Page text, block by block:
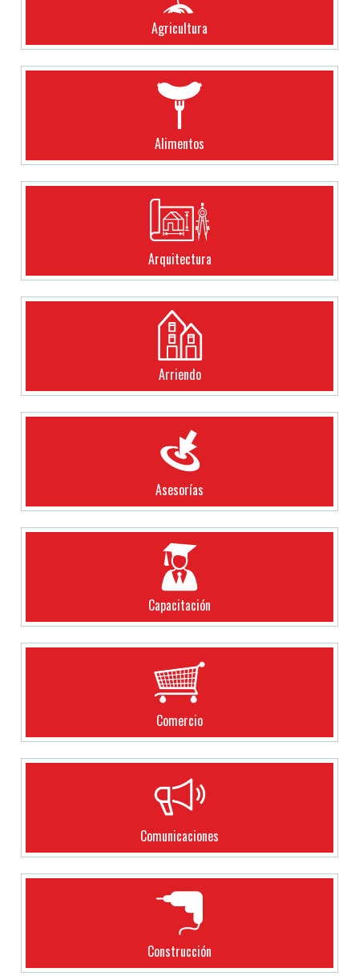
Agricultura
Alimentos
Arquitectura
Arriendo
Asesorías
Capacitación
Comercio
Comunicaciones
Construcción